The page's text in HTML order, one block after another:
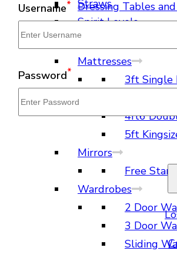
Dressing Tables
Dressing
Mattresses
3ft Single
4ft6
5ft
Mirrors
Free
Wardrobes
2 Door
3 Door
Sliding
Straws
Spirit Levels
Username*
Password*